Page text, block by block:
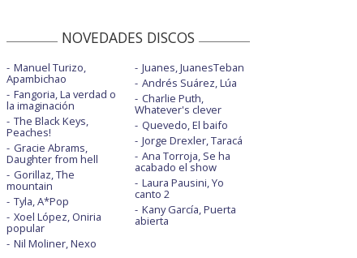
NOVEDADES DISCOS
Manuel Turizo,
Apambichao
Fangoria, La verdad o
la imaginación
The Black Keys,
Peaches!
Gracie Abrams,
Daughter from hell
Gorillaz, The
mountain
Tyla, A*Pop
Xoel López, Oniria
popular
Nil Moliner, Nexo
Juanes, JuanesTeban
Andrés Suárez, Lúa
Charlie Puth,
Whatever's clever
Quevedo, El baifo
Jorge Drexler, Taracá
Ana Torroja, Se ha
acabado el show
Laura Pausini, Yo
canto 2
Kany García, Puerta
abierta